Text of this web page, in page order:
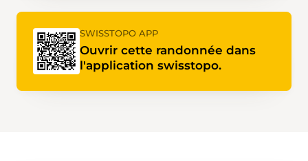
SWISSTOPO APP
Ouvrir cette randonnée dans
l'application swisstopo.